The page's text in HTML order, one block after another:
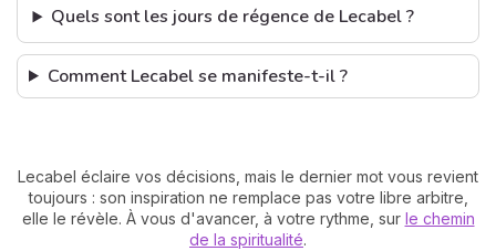
Quels sont les jours de régence de Lecabel ?
Comment Lecabel se manifeste-t-il ?
Lecabel éclaire vos décisions, mais le dernier mot vous revient
toujours : son inspiration ne remplace pas votre libre arbitre,
elle le révèle. À vous d'avancer, à votre rythme, sur le chemin
de la spiritualité.